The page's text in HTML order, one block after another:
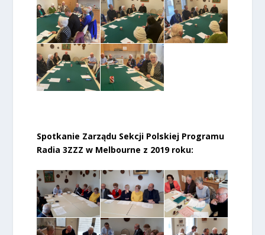
Spotkanie Zarządu Sekcji Polskiej Programu
Radia 3ZZZ w Melbourne z 2019 roku: